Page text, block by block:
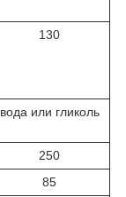
130
вода или гликоль
250
85